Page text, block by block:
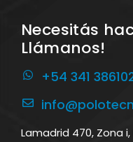
Necesitás
Llámanos!
+54 341
Lamadrid 470, Zona